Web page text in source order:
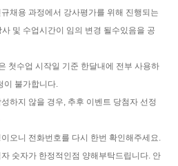
채용 과정에서 강사평가를 위해 진행되는
및 수업시간이 임의 변경 될수있음을 공
첫수업 시작일 기준 한달내에 전부 사용하
이 불가합니다.
하지 않을 경우, 추후 이벤트 당첨자 선정
오니 전화번호를 다시 한번 확인해주세요.
숫자가 한정적인점 양해부탁드립니다. 안